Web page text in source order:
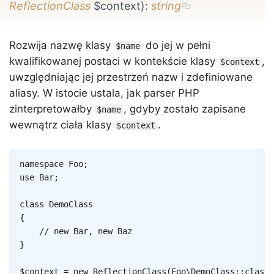
ReflectionClass $context): string
Rozwija nazwę klasy $name
do jej w pełni
kwalifikowanej postaci w kontekście klasy $context ,
uwzględniając jej przestrzeń nazw i zdefiniowane
aliasy. W istocie ustala, jak parser PHP
zinterpretowałby $name , gdyby zostało zapisane
wewnątrz ciała klasy $context .
namespace Foo;
use Bar;
class
DemoClass
{
// new Bar, new Baz
}
$context = new ReflectionClass (Foo\DemoClass :: class